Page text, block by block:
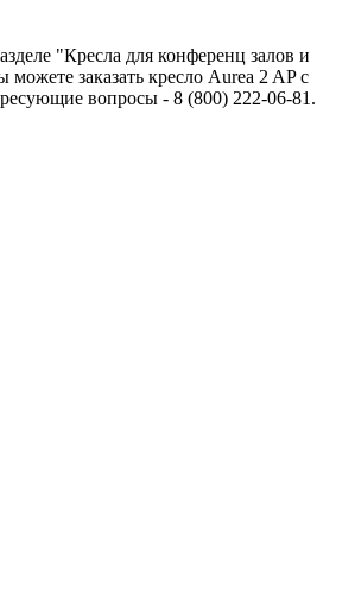
"Кресла для конференц залов и
заказать кресло Aurea 2 AP с
вопросы - 8 (800) 222-06-81.